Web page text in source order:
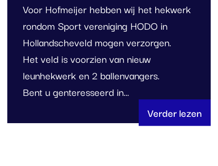
Voor Hofmeijer hebben wij het hekwerk
rondom Sport vereniging HODO in
Hollandscheveld mogen verzorgen.
Het veld is voorzien van nieuw
leunhekwerk en 2 ballenvangers.
Bent u genteresseerd in…
Verder lezen